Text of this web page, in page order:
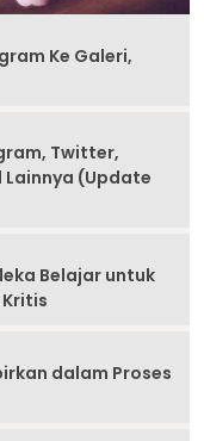
Ke Galeri,
Twitter,
Lainnya (Update
Belajar untuk
dalam Proses